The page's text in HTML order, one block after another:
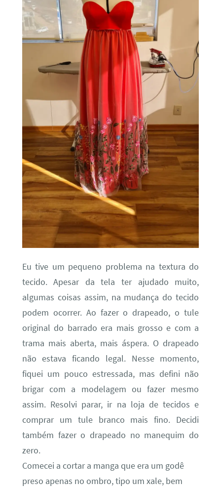
Eu tive um pequeno problema na textura do
tecido. Apesar da tela ter ajudado muito,
algumas coisas assim, na mudança do tecido
podem ocorrer. Ao fazer o drapeado, o tule
original do barrado era mais grosso e com a
trama mais aberta, mais áspera. O drapeado
não estava ficando legal. Nesse momento,
fiquei um pouco estressada, mas defini não
brigar com a modelagem ou fazer mesmo
assim. Resolvi parar, ir na loja de tecidos e
comprar um tule branco mais fino. Decidi
também fazer o drapeado no manequim do
zero.
Comecei a cortar a manga que era um godê
preso apenas no ombro, tipo um xale, bem